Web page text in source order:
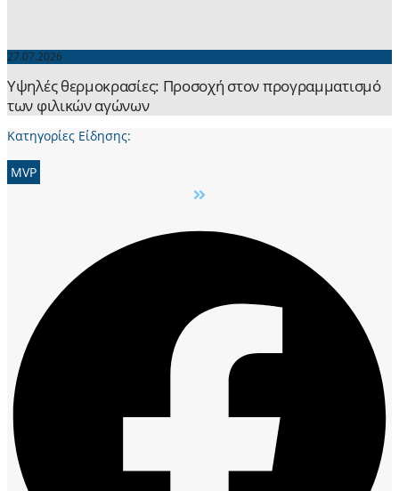
27.07.2026
Yψηλές θερμοκρασίες: Προσοχή στον προγραμματισμό
των φιλικών αγώνων
Κατηγορίες Είδησης:
MVP